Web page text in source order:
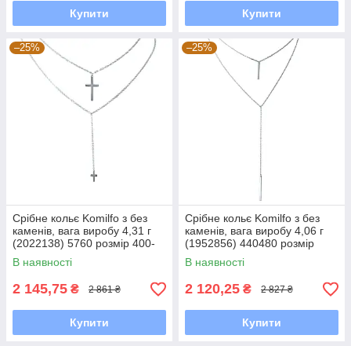
Купити Купити
–25%
Срібне кольє Komilfo з без
каменів, вага виробу 4,31 г
(2022138) 5760 розмір 400-
430 мм
В наявності
2 145,75 ₴ 2 861 ₴
Купити
–25%
Срібне кольє Komilfo з без
каменів, вага виробу 4,06 г
(1952856) 440480 розмір
4.56, 450-500 мм
В наявності
2 120,25 ₴ 2 827 ₴
Купити